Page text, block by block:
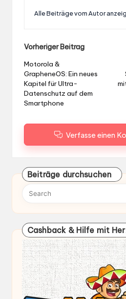
Alle Beiträge vom Autor
Post
navigation
Vorheriger Beitrag
Motorola &
GrapheneOS: Ein neues
Kapitel für Ultra-
Datenschutz auf dem
Smartphone
Verfasse einen
Beiträge durchsuchen
Cashback & Hilfe mit